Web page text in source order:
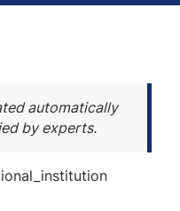
automatically
by experts.